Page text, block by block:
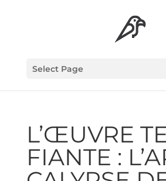
Select Page
L’ŒUVRE
FIANTE :